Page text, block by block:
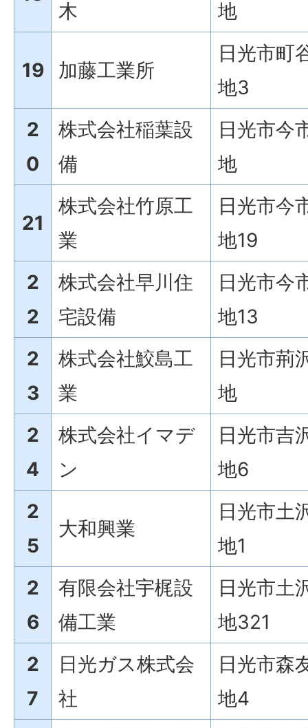
木 地
19 加藤工業所
日光市町
地3
2
0
株式会社稲葉設
備
日光市今
地
21
株式会社竹原工
業
日光市今
地19
2
2
株式会社早川住
宅設備
日光市今
地13
2
3
株式会社鮫島工
業
日光市荊
地
2
4
株式会社イマデ
ン
日光市吉
地6
2
5
大和興業
日光市土
地1
2
6
有限会社宇梶設
備工業
日光市土
地321
2
7
日光ガス株式会
社
日光市森
地4